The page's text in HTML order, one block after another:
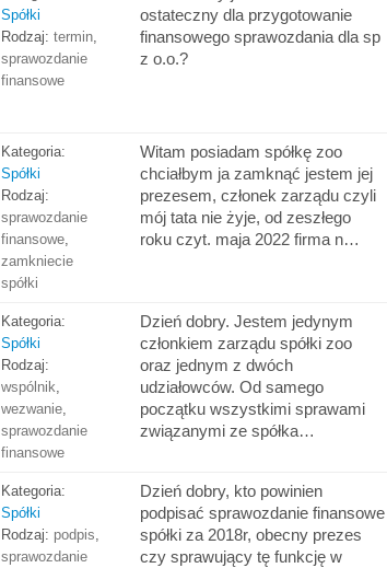
Spółki
Rodzaj: termin,
sprawozdanie
finansowe
ostateczny dla przygotowanie
finansowego sprawozdania dla sp
z o.o.?
Kategoria:
Spółki
Rodzaj:
sprawozdanie
finansowe,
zamkniecie
spółki
Witam posiadam spółkę zoo
chciałbym ja zamknąć jestem jej
prezesem, członek zarządu czyli
mój tata nie żyje, od zeszłego
roku czyt. maja 2022 firma n…
Kategoria:
Spółki
Rodzaj:
wspólnik,
wezwanie,
sprawozdanie
finansowe
Dzień dobry. Jestem jedynym
członkiem zarządu spółki zoo
oraz jednym z dwóch
udziałowców. Od samego
początku wszystkimi sprawami
związanymi ze spółka…
Kategoria:
Spółki
Rodzaj: podpis,
sprawozdanie
Dzień dobry, kto powinien
podpisać sprawozdanie finansowe
spółki za 2018r, obecny prezes
czy sprawujący tę funkcję w